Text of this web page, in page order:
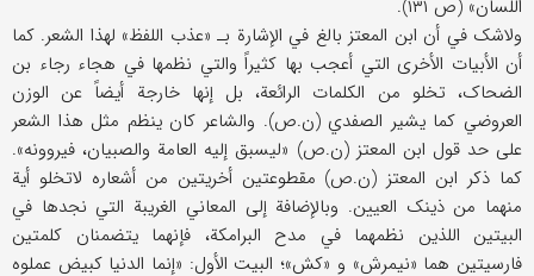
اللسان» (ص ۱۳۱).
ولاشک في أن ابن المعتز بالغ في الإشارة بـ «عذب اللفظ» لهذا الشعر. کما
أن الأبیات الأخری التي أعجب بها کثیراً والتي نظمها في هجاء رجاء بن
الضحاک، تخلو من الکلمات الرائعة، بل إنها خارجة أیضاً عن الوزن
العروضي کما یشیر الصفدي (ن.ص). والشاعر کان ینظم مثل هذا الشعر
علی حد قول ابن المعتز (ن.ص) «لیسبق إلیه العامة والصبیان، فیروونه».
کما ذکر ابن المعتز (ن.ص) مقطوعتین أخریتین من أشعاره لاتخلو أیة
منهما من ذینک العیین. وبالإضافة إلی المعاني الغریبة التي نجدها في
البیتین اللذین نظمهما في مدح البرامکة، فإنهما یتضمنان کلمتین
فارسیتین هما «نیمرش» و «کش»؛ البیت الأول: «إنما الدنیا کبیض عملوه